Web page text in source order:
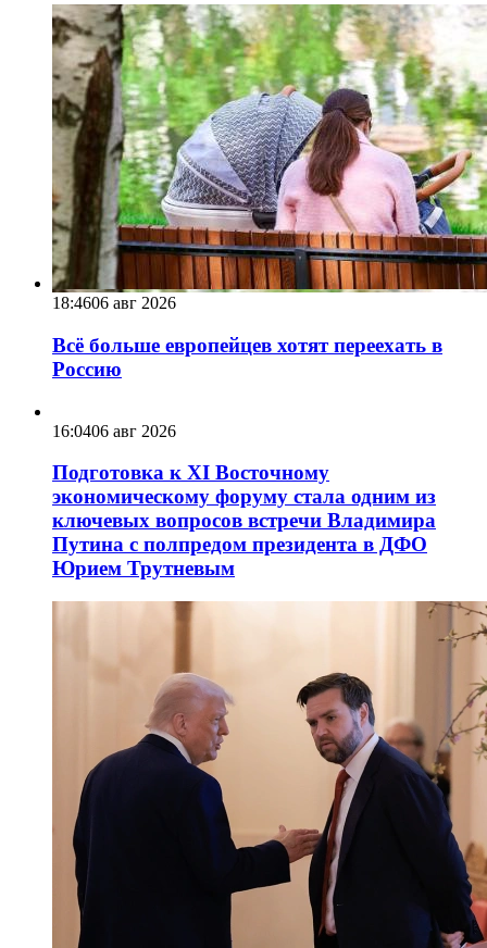
18:4606 авг 2026
Всё больше европейцев хотят переехать в
Россию
16:0406 авг 2026
Подготовка к XI Восточному
экономическому форуму стала одним из
ключевых вопросов встречи Владимира
Путина с полпредом президента в ДФО
Юрием Трутневым